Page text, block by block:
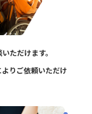
ただけます。
りご依頼いただけ